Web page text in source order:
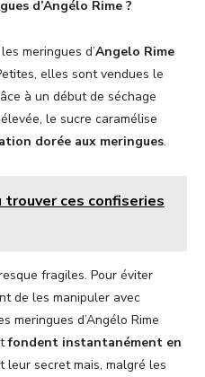
d’Angélo Rime ?
meringues d’Angelo Rime
elles sont vendues le
à un début de séchage
le sucre caramélise
dorée aux meringues.
ces confiseries
fragiles. Pour éviter
de les manipuler avec
meringues d’Angélo Rime
fondent instantanément en
leur secret mais, malgré les